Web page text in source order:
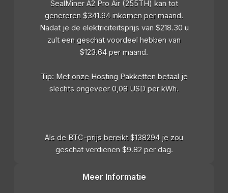
SealMiner A2 Pro Air (255TH) kan tot
genereren $341.94 inkomen per maand.
Nadat je de elektriciteitsprijs van $218.30 u
zult een geschat voordeel hebben van
$123.64 per maand.
Tip: Met onze Hosting Pakketten betaal je
slechts ongeveer 0,08 USD per kWh.
Als de BTC-prijs bereikt $138294 je zou
geschat verdienen $9.82 per dag.
Meer Informatie